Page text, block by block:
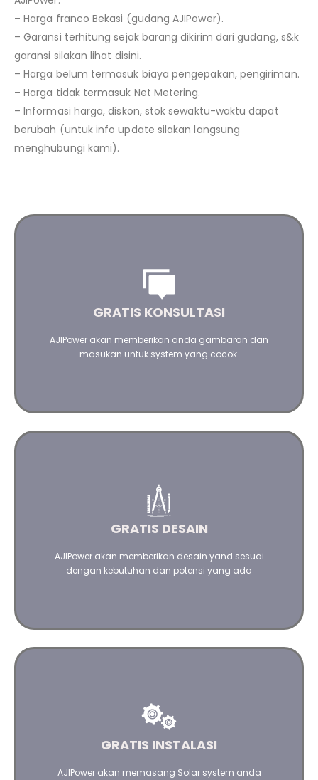
– Harga franco Bekasi (gudang AJIPower).
– Garansi terhitung sejak barang dikirim dari gudang, s&k
garansi silakan lihat disini.
– Harga belum termasuk biaya pengepakan, pengiriman.
– Harga tidak termasuk Net Metering.
– Informasi harga, diskon, stok sewaktu-waktu dapat
berubah (untuk info update silakan langsung
menghubungi kami).
GRATIS KONSULTASI
AJIPower akan memberikan anda gambaran dan
masukan untuk system yang cocok.
Saran dan masukan yang terbaik untuk kebutuhan
solar panel Anda
Hubungi kami
GRATIS DESAIN
AJIPower akan memberikan desain yand sesuai
dengan kebutuhan dan potensi yang ada
Dengan Software yang terbaru dan canggih kami akan
berikan ilustrasi desain yang terbaik
Hubungi kami
GRATIS INSTALASI
AJIPower akan memasang Solar system anda
Kami akan mempertimbangkan segala aspek dalam
menginstalasi Solar System Anda
Hubungi kami